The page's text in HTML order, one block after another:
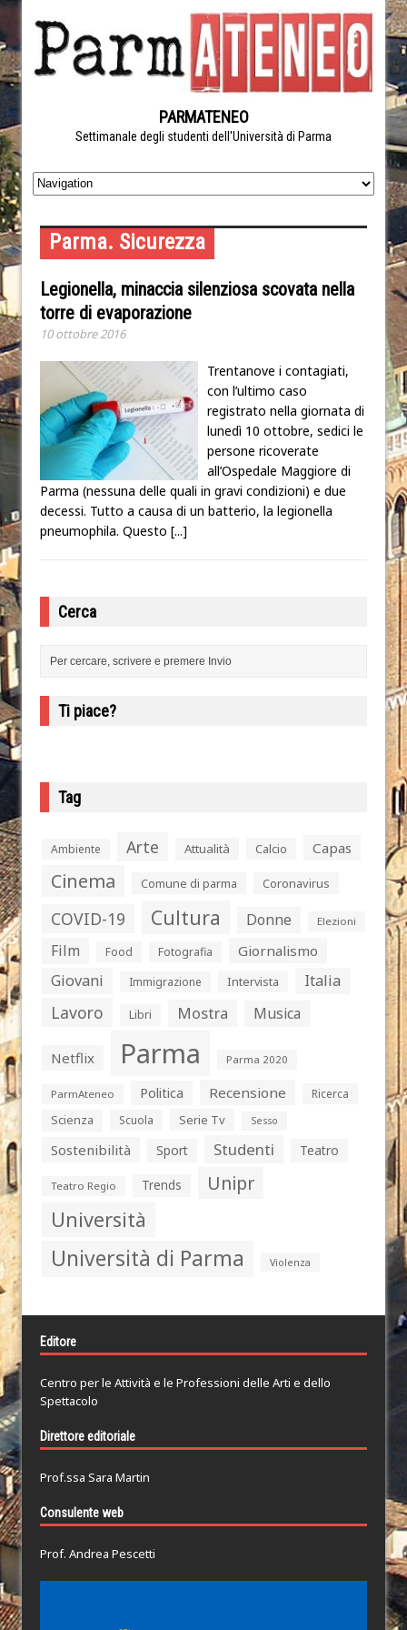
PARMATENEO
Settimanale degli studenti dell'Università di Parma
Parma. Sicurezza
Legionella, minaccia silenziosa scovata nella
torre di evaporazione
10 ottobre 2016
Trentanove i contagiati,
con l’ultimo caso
registrato nella giornata di
lunedì 10 ottobre, sedici le
persone ricoverate
all’Ospedale Maggiore di
Parma (nessuna delle quali in gravi condizioni) e due
decessi. Tutto a causa di un batterio, la legionella
pneumophila. Questo [...]
Cerca
Ti piace?
Tag
Ambiente Arte Attualità Calcio Capas
Cinema Comune di parma Coronavirus
COVID-19 Cultura Donne Elezioni
Film Food Fotografia Giornalismo
Giovani Immigrazione Intervista Italia
Lavoro Libri Mostra Musica
Netflix Parma Parma 2020
ParmAteneo Politica Recensione
Ricerca
Scienza
Scuola Serie Tv Sesso
Sostenibilità Sport Studenti Teatro
Teatro Regio Trends Unipr
Università
Università di Parma Violenza
Editore
Centro per le Attività e le Professioni delle Arti e dello
Spettacolo
Direttore editoriale
Prof.ssa Sara Martin
Consulente web
Prof. Andrea Pescetti